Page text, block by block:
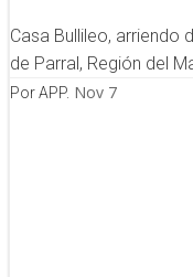
Casa Bullileo, arriendo
de Parral, Región del
Por APP. Nov 7